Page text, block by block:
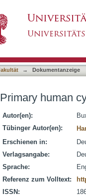
→ Dokumentanzeige
Primary human
Autor(en):
Tübinger Autor(en):
Erschienen in:
Verlagsangabe:
Sprache:
Referenz zum Volltext:
ISSN: